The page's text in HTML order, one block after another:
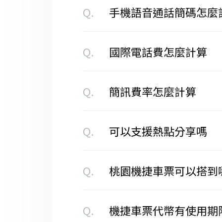
Q. 手機語音通話簡碼怎麼
Q. 國際電話費怎麼計算
Q. 簡訊費率怎麼計算
Q. 可以支援熱點分享嗎
Q. 桃園機捷車票可以搭到
Q. 機捷車票代幣有使用期